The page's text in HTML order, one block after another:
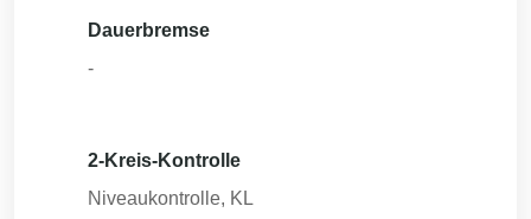
Dauerbremse
-
2-Kreis-Kontrolle
Niveaukontrolle, KL